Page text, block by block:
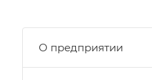
О предприятии